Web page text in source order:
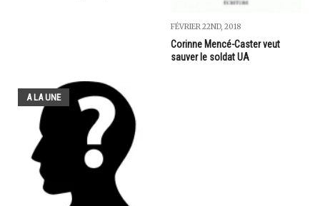
FÉVRIER 22ND, 2018
Corinne Mencé-Caster veut
sauver le soldat UA
A LA UNE